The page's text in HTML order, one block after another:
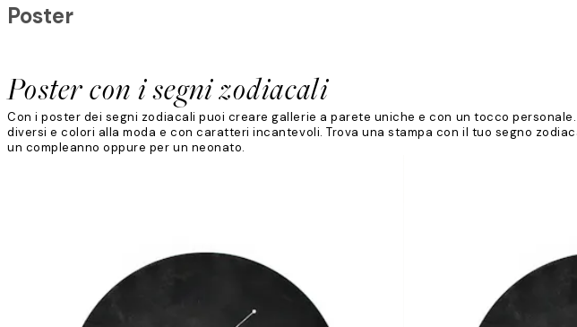
Poster con i segni zodiacali
Poster
Con i poster dei segni zodiacali puoi creare gallerie a parete uniche e con un tocco
diversi e colori alla moda e con caratteri incantevoli. Trova una stampa con il tuo segno
un compleanno oppure per un neonato.